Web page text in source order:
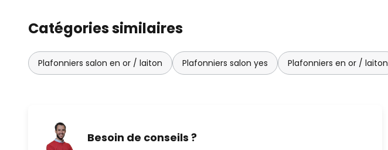
Catégories similaires
Plafonniers salon en or / laiton Plafonniers salon yes Plafonniers en or / laiton
Besoin de conseils ?